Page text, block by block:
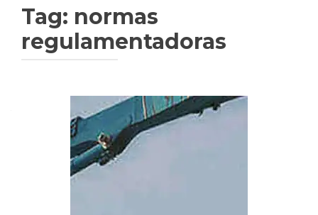
Tag: normas
regulamentadoras